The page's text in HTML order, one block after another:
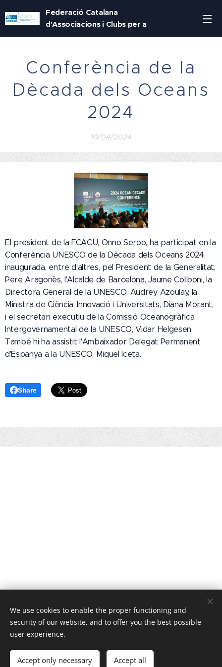
Federació Catalana
d'Associacions i Clubs per a
la UNESCO
Conferència de la
Dècada dels Oceans
2024
10/04/2024
El president de la FCACU, Onno Seroo, ha participat en la
Conferència UNESCO de la Dècada dels Oceans 2024,
inaugurada, entre d'altres, pel President de la Generalitat,
Pere Aragon`ès, l'Alcalde de Barcelona, Jaume Collboni, la
Directora General de la UNESCO, Audrey Azoulay, la
Ministra de Ciència, Innovació i Universitats, Diana Morant,
i el secretari executiu de la Comissió Oceanogràfica
Intergovernamental de la UNESCO, Vidar Helgesen.
També hi ha assistit l'Ambaixador Delegat Permanent
d'Espanya a la UNESCO, Miquel Iceta.
Share
We use cookies to enable the proper functioning and
security of our website, and to offer you the best possible
user experience.
Accept only necessary Accept all